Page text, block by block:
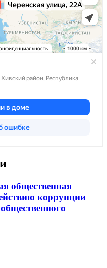
общественная
коррупции